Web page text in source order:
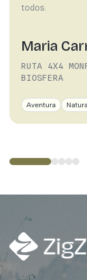
todos.
Maria
RUTA 4X4
BIOSFERA
Aventura